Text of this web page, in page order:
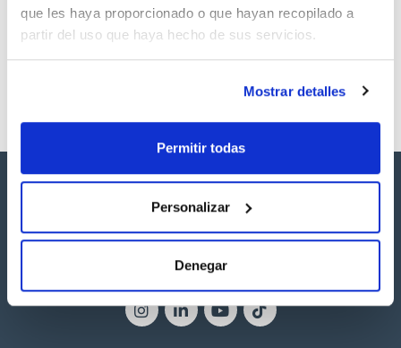
que les haya proporcionado o que hayan recopilado a
partir del uso que haya hecho de sus servicios.
Mostrar detalles
Permitir todas
Personalizar
Denegar
listos para una entrega inmediata.
Síguenos: